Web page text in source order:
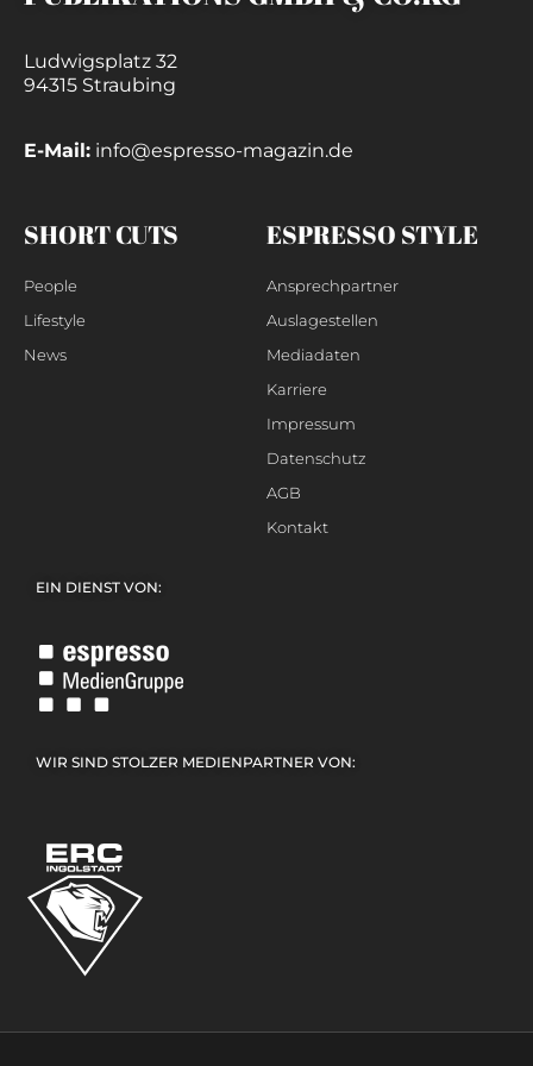
Ludwigsplatz 32
94315 Straubing
E-Mail: info@espresso-magazin.de
SHORT CUTS
People
Lifestyle
News
ESPRESSO STYLE
Ansprechpartner
Auslagestellen
Mediadaten
Karriere
Impressum
Datenschutz
AGB
Kontakt
EIN DIENST VON:
WIR SIND STOLZER MEDIENPARTNER VON: